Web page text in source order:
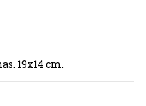
19x14 cm.